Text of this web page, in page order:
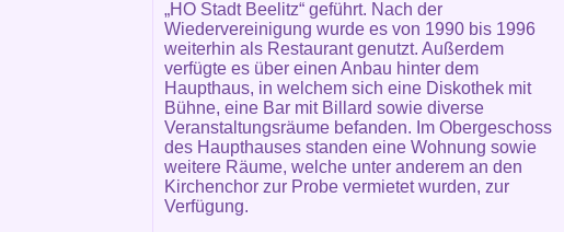
„HO Stadt Beelitz“ geführt. Nach der
Wiedervereinigung wurde es von 1990 bis 1996
weiterhin als Restaurant genutzt. Außerdem
verfügte es über einen Anbau hinter dem
Haupthaus, in welchem sich eine Diskothek mit
Bühne, eine Bar mit Billard sowie diverse
Veranstaltungsräume befanden. Im Obergeschoss
des Haupthauses standen eine Wohnung sowie
weitere Räume, welche unter anderem an den
Kirchenchor zur Probe vermietet wurden, zur
Verfügung.